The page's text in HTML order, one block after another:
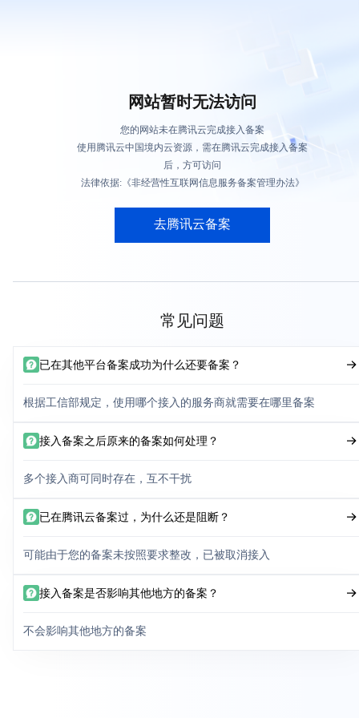
网站暂时无法访问
您的网站未在腾讯云完成接入备案
使用腾讯云中国境内云资源，需在腾讯云完成接入备案
后，方可访问
法律依据:《非经营性互联网信息服务备案管理办法》
去腾讯云备案
常见问题
已在其他平台备案成功为什么还要备案？
根据工信部规定，使用哪个接入的服务商就需要在哪里备案
接入备案之后原来的备案如何处理？
多个接入商可同时存在，互不干扰
已在腾讯云备案过，为什么还是阻断？
可能由于您的备案未按照要求整改，已被取消接入
接入备案是否影响其他地方的备案？
不会影响其他地方的备案